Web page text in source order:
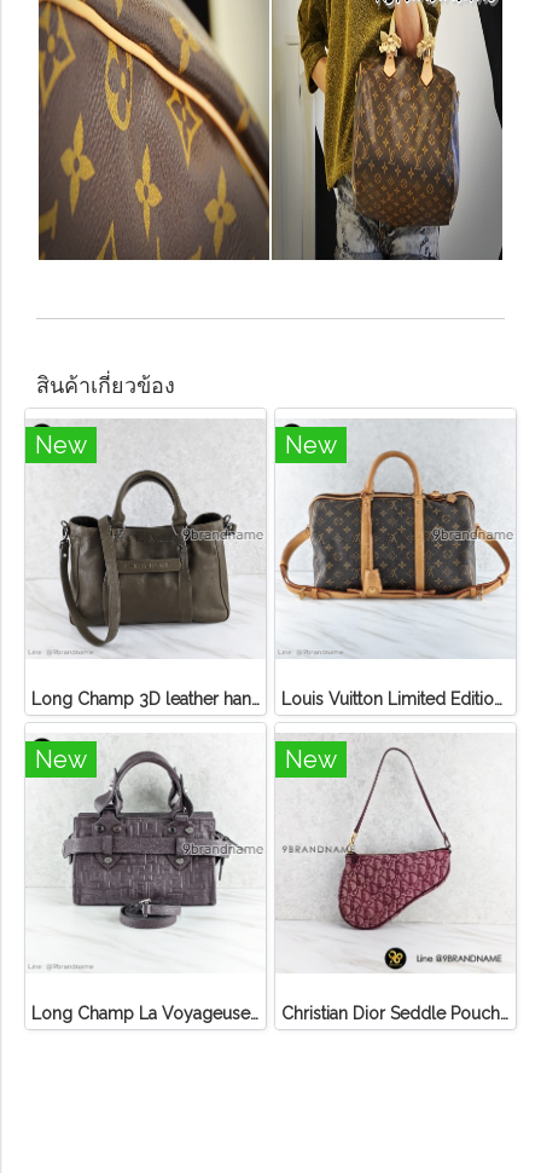
สินค้าเกี่ยวข้อง
New
Long Champ 3D leather handbag
New
Louis Vuitton Limited Edition Monogram Canvas Sofia Coppola SC Bag
New
Long Champ La Voyageuse Bag Leather
New
Christian Dior Seddle Pouch Accessory Hand Bag